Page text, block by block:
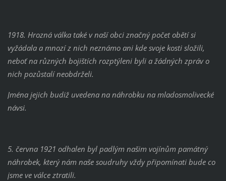
1918. Hrozná válka také v naší obci značný počet obětí si
vyžádala a mnozí z nich neznámo ani kde svoje kosti složili,
neboť na různých bojištích rozptýleni byli a žádných zpráv o
nich pozůstalí neobdrželi.
Jména jejich budiž uvedena na náhrobku na mladosmolivecké
návsi.
5. června 1921 odhalen byl padlým našim vojínům památný
náhrobek, který nám naše soudruhy vždy připomínati bude co
jsme ve válce ztratili.